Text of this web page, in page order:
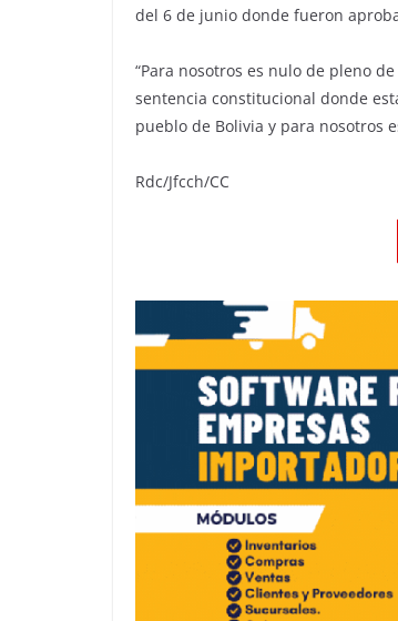
del 6 de junio donde fueron
“Para nosotros es nulo de pleno
sentencia constitucional donde
pueblo de Bolivia y para nosotros
Rdc/Jfcch/CC